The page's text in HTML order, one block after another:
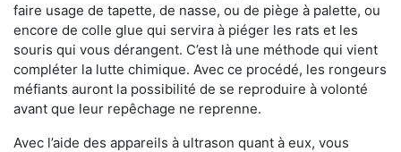
faire usage de tapette, de nasse, ou de piège à palette, ou
encore de colle glue qui servira à piéger les rats et les
souris qui vous dérangent. C’est là une méthode qui vient
compléter la lutte chimique. Avec ce procédé, les rongeurs
méfiants auront la possibilité de se reproduire à volonté
avant que leur repêchage ne reprenne.
Avec l’aide des appareils à ultrason quant à eux, vous